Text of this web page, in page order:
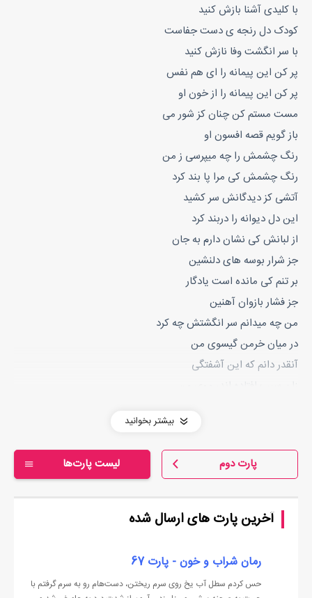
با کلیدی آشنا بازش کنید
کودک دل رنجه ی دست جفاست
با سر انگشت وفا نازش کنید
پر کن این پیمانه را ای هم نفس
پر کن این پیمانه را از خون او
مست مستم کن چنان کز شور می
باز گویم قصه افسون او
رنگ چشمش را چه میپرسی ز من
رنگ چشمش کی مرا پا بند کرد
آتشی کز دیدگانش سر کشید
این دل دیوانه را دربند کرد
از لبانش کی نشان دارم به جان
جز شرار بوسه های دلنشین
بر تنم کی مانده است یادگار
جز فشار بازوان آهنین
من چه میدانم سر انگشتش چه کرد
در میان خرمن گیسوی من
آنقدر دانم که این آشفتگی
رفته بود از دست من دامان صبر
چون ز پا افتادم آسمانم گرفت
در شبی چون چهره بختم سیاه
ناگهان بی آنکه بتوانم گریخت
بر سرم بارید باران گناه
مست بودم ‚ مست عشق و مست ناز
مردی آمد قلب سنگم را ربود
بیشتر بخوانید
لیست پارت‌ها پارت دوم
آخرین پارت های ارسال شده
رمان شراب و خون - پارت 67
حس کردم سطل آب یخ روی سرم ریختن، دست‌هام رو به سرم گرفتم با